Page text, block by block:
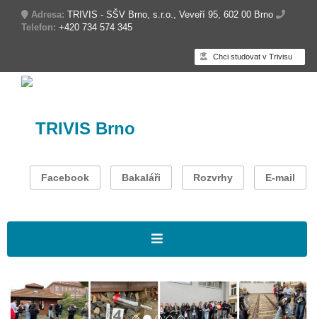
Adresa: TRIVIS - SŠV Brno, s.r.o., Veveří 95, 602 00 Brno
Telefon: +420 734 574 345
Chci studovat v Trivisu
TRIVIS Brno
Facebook Bakaláři Rozvrhy E-mail